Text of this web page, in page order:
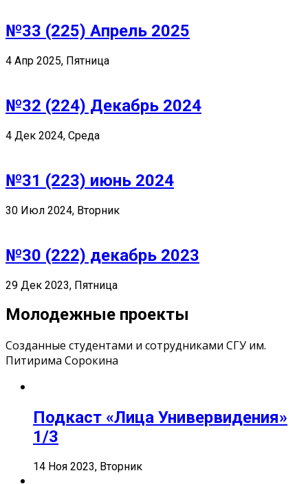
№33 (225) Апрель 2025
4 Апр 2025, Пятница
№32 (224) Декабрь 2024
4 Дек 2024, Среда
№31 (223) июнь 2024
30 Июл 2024, Вторник
№30 (222) декабрь 2023
29 Дек 2023, Пятница
Молодежные проекты
Созданные студентами и сотрудниками СГУ им.
Питирима Сорокина
Подкаст «Лица Универвидения»
1/3
14 Ноя 2023, Вторник